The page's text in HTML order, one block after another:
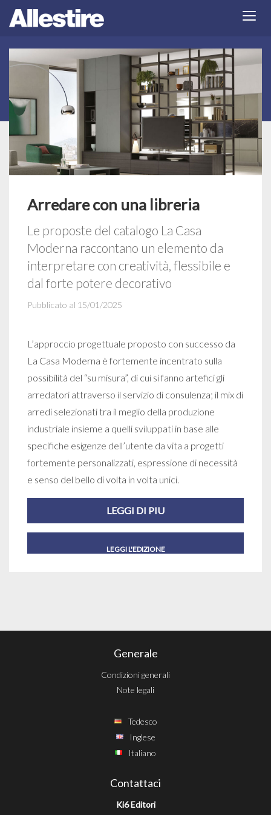
Arredare con una libreria
Le proposte del catalogo La Casa
Moderna raccontano un elemento da
interpretare con creatività, flessibile e
dal forte potere decorativo
Pubblicato al 15/01/2025
L’approccio progettuale proposto con successo da
La Casa Moderna è fortemente incentrato sulla
possibilità del “su misura”, di cui si fanno artefici gli
arredatori attraverso il servizio di consulenza; il mix di
arredi selezionati tra il meglio della produzione
industriale insieme a quelli sviluppati in base alle
specifiche esigenze dell’utente da vita a progetti
fortemente personalizzati, espressione di necessità
e senso del bello di volta in volta unici.
LEGGI DI PIU
LEGGI L'EDIZIONE
Generale
Condizioni generali
Note legali
Tedesco
Inglese
Italiano
Contattaci
Ki6 Editori